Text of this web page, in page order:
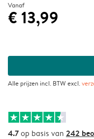
Vanaf
€ 13,99
Alle prijzen incl. BTW excl.
4.7op basis van 242